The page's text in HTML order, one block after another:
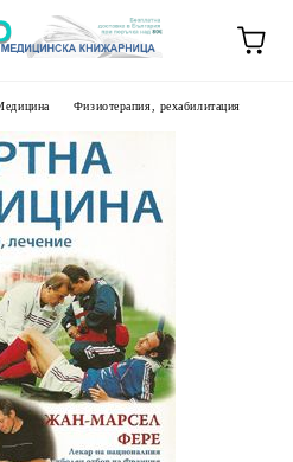
Физиотерапия, рехабилитация